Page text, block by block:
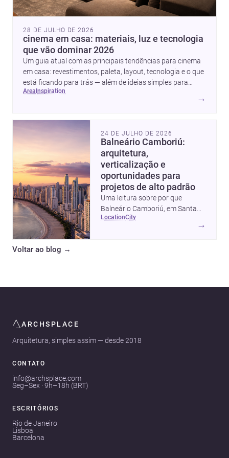
28 DE JULHO DE 2026
cinema em casa: materiais, luz e tecnologia
que vão dominar 2026
Um guia atual com as principais tendências para cinema
em casa: revestimentos, paleta, layout, tecnologia e o que
está ficando para trás — além de ideias simples para
atualizar sem reforma completa.
area inspiration
→
24 DE JULHO DE 2026
Balneário Camboriú:
arquitetura,
verticalização e
oportunidades para
projetos de alto padrão
Uma leitura sobre por que
Balneário Camboriú, em Santa
Catarina, virou referência em
location city
→
Voltar ao blog →
ARCHSPLACE
Arquitetura, simples assim — desde 2018
CONTATO
info@archsplace.com
Seg–Sex · 9h–18h (BRT)
ESCRITÓRIOS
Rio de Janeiro
Lisboa
Barcelona